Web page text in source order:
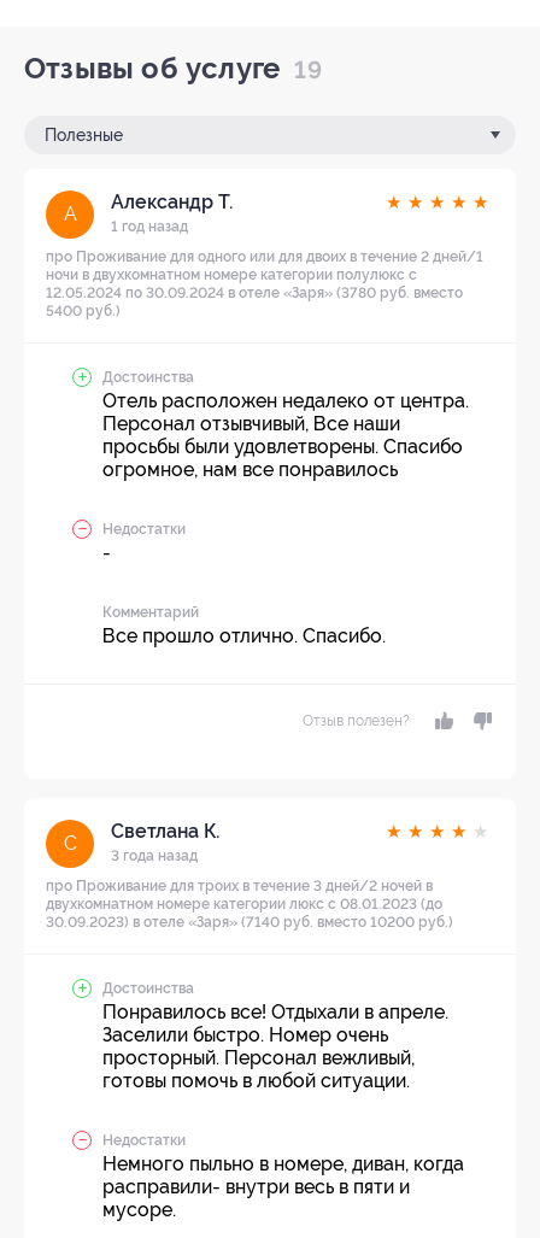
Отзывы об услуге 19
Полезные
А
Александр Т.
1 год назад
★ ★ ★ ★ ★
про Проживание для одного или для двоих в течение 2 дней/1
ночи в двухкомнатном номере категории полулюкс с
12.05.2024 по 30.09.2024 в отеле «Заря» (3780 руб. вместо
5400 руб.)
Достоинства
Отель расположен недалеко от центра.
Персонал отзывчивый, Все наши
просьбы были удовлетворены. Спасибо
огромное, нам все понравилось
Недостатки
-
Комментарий
Все прошло отлично. Спасибо.
Отзыв полезен?
С
Светлана К.
3 года назад
★ ★ ★ ★ ★
про Проживание для троих в течение 3 дней/2 ночей в
двухкомнатном номере категории люкс с 08.01.2023 (до
30.09.2023) в отеле «Заря» (7140 руб. вместо 10200 руб.)
Достоинства
Понравилось все! Отдыхали в апреле.
Заселили быстро. Номер очень
просторный. Персонал вежливый,
готовы помочь в любой ситуации.
Недостатки
Немного пыльно в номере, диван, когда
расправили- внутри весь в пяти и
мусоре.